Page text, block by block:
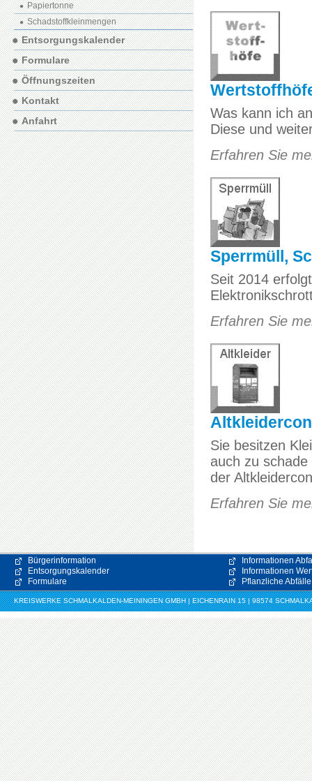
Was kann ich
Diese und
Erfahren Sie
Sperrmüll,
Seit 2014
Erfahren Sie
Sie besitzen
auch zu
der
Erfahren Sie
Papiertonne
Schadstoffkleinmengen
Entsorgungskalender
Formulare
Öffnungszeiten
Kontakt
Anfahrt
Bürgerinformation
Entsorgungskalender
Formulare
Informationen
Informationen
Pflanzliche Abfälle
KREISWERKE SCHMALKALDEN-MEININGEN GMBH | EICHENRAIN 15 | 98574